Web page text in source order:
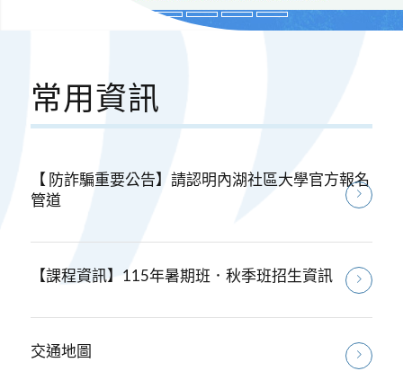
1
常用資訊
【 防詐騙重要公告】請認明內湖社區大學官方報名
管道
【課程資訊】115年暑期班．秋季班招生資訊
交通地圖